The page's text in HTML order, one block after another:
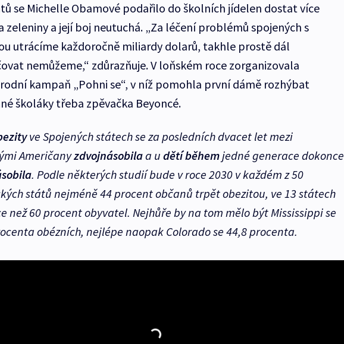
se Michelle Obamové podařilo do školních jídelen dostat více
zeleniny a její boj neutuchá. „Za léčení problémů spojených s
utrácíme každoročně miliardy dolarů, takhle prostě dál
nemůžeme,“ zdůrazňuje. V loňském roce zorganizovala
kampaň „Pohni se“, v níž pomohla první dámě rozhýbat
školáky třeba zpěvačka Beyoncé.
ve Spojených státech se za posledních dvacet let mezi
Američanyzdvojnásobilaa u dětí běhemjedné generace dokonce
. Podle některých studií bude v roce 2030 v každém z 50
států nejméně 44 procent občanů trpět obezitou, ve 13 státech
než 60 procent obyvatel. Nejhůře by na tom mělo být Mississippi se
obézních, nejlépe naopak Colorado se 44,8 procenta.